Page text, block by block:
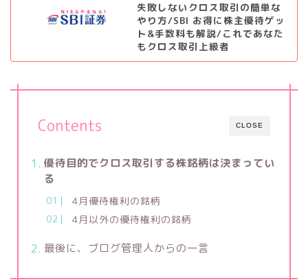
失敗しないクロス取引の簡単な
やり方/SBI お得に株主優待ゲッ
ト&手数料も解説/これであなた
もクロス取引上級者
CLOSE
Contents
優待目的でクロス取引する株銘柄は決まってい
る
4月優待権利の銘柄
4月以外の優待権利の銘柄
最後に、ブログ管理人からの一言